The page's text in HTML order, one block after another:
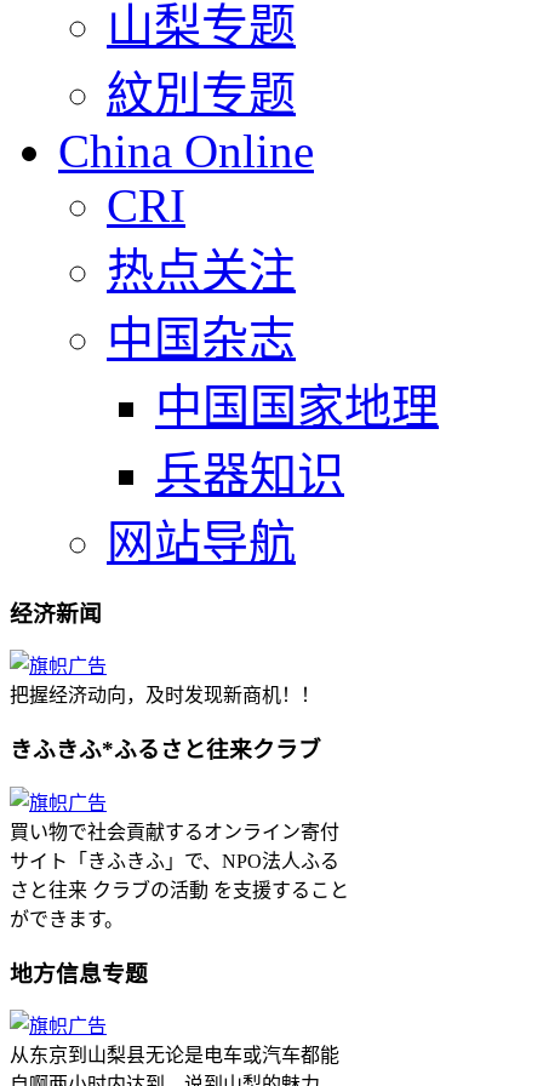
山梨专题
紋別专题
China Online
CRI
热点关注
中国杂志
中国国家地理
兵器知识
网站导航
经济新闻
把握经济动向，及时发现新商机！！
きふきふ*ふるさと往来クラブ
買い物で社会貢献するオンライン寄付
サイト「きふきふ」で、NPO法人ふる
さと往来 クラブの活動 を支援すること
ができます。
地方信息专题
从东京到山梨县无论是电车或汽车都能